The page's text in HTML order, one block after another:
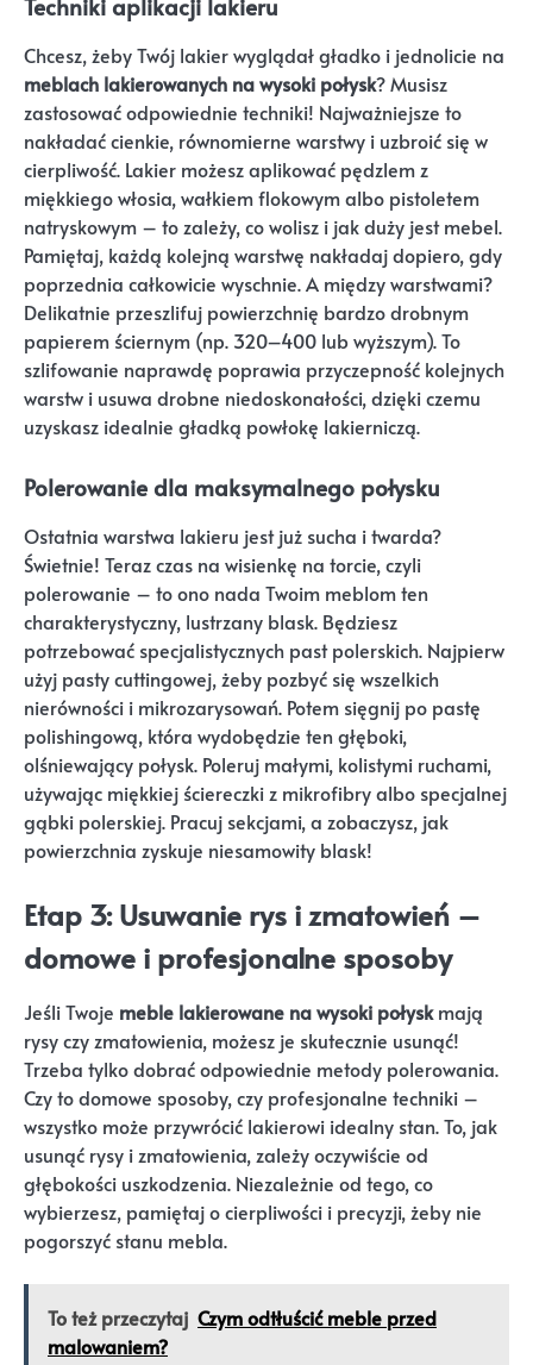
Chcesz, żeby Twój lakier wyglądał gładko i jednolicie na
meblach lakierowanych na wysoki połysk? Musisz
zastosować odpowiednie techniki! Najważniejsze to
nakładać cienkie, równomierne warstwy i uzbroić się w
cierpliwość. Lakier możesz aplikować pędzlem z
miękkiego włosia, wałkiem flokowym albo pistoletem
natryskowym – to zależy, co wolisz i jak duży jest mebel.
Pamiętaj, każdą kolejną warstwę nakładaj dopiero, gdy
poprzednia całkowicie wyschnie. A między warstwami?
Delikatnie przeszlifuj powierzchnię bardzo drobnym
papierem ściernym (np. 320–400 lub wyższym). To
szlifowanie naprawdę poprawia przyczepność kolejnych
warstw i usuwa drobne niedoskonałości, dzięki czemu
uzyskasz idealnie gładką powłokę lakierniczą.
Polerowanie dla maksymalnego połysku
Ostatnia warstwa lakieru jest już sucha i twarda?
Świetnie! Teraz czas na wisienkę na torcie, czyli
polerowanie – to ono nada Twoim meblom ten
charakterystyczny, lustrzany blask. Będziesz
potrzebować specjalistycznych past polerskich. Najpierw
użyj pasty cuttingowej, żeby pozbyć się wszelkich
nierówności i mikrozarysowań. Potem sięgnij po pastę
polishingową, która wydobędzie ten głęboki,
olśniewający połysk. Poleruj małymi, kolistymi ruchami,
używając miękkiej ściereczki z mikrofibry albo specjalnej
gąbki polerskiej. Pracuj sekcjami, a zobaczysz, jak
powierzchnia zyskuje niesamowity blask!
Etap 3: Usuwanie rys i zmatowień –
domowe i profesjonalne sposoby
Jeśli Twoje meble lakierowane na wysoki połyskmają
rysy czy zmatowienia, możesz je skutecznie usunąć!
Trzeba tylko dobrać odpowiednie metody polerowania.
Czy to domowe sposoby, czy profesjonalne techniki –
wszystko może przywrócić lakierowi idealny stan. To, jak
usunąć rysy i zmatowienia, zależy oczywiście od
głębokości uszkodzenia. Niezależnie od tego, co
wybierzesz, pamiętaj o cierpliwości i precyzji, żeby nie
pogorszyć stanu mebla.
To też przeczytaj Czym odtłuścić meble przed
malowaniem?